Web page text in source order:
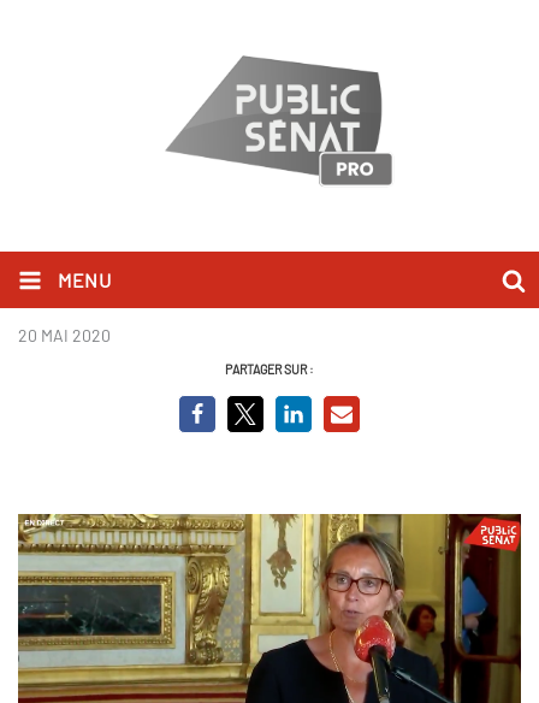
MENU
Sophie Primas.png
20 MAI 2020
PARTAGER SUR :